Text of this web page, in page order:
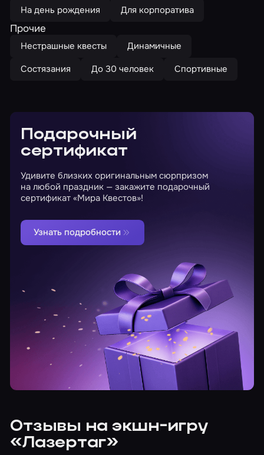
На день рождения Для корпоратива
Прочие
Нестрашные квесты
Динамичные
Состязания
До 30 человек Спортивные
Подарочный
сертификат
Удивите близких оригинальным сюрпризом
на любой праздник — закажите подарочный
сертификат «Мира Квестов»!
Узнать подробности
Отзывы на экшн-игру
«Лазертаг»